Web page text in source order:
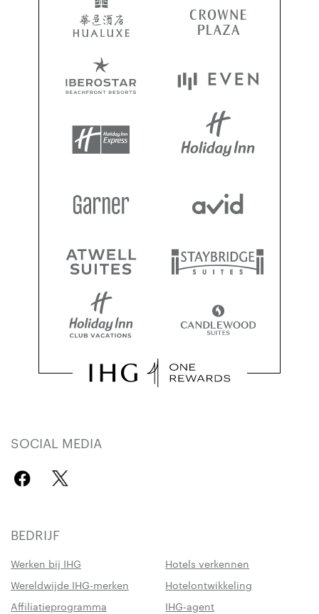
SOCIAL MEDIA
BEDRIJF
Werken bij IHG
Hotels verkennen
Wereldwijde IHG-merken
Hotelontwikkeling
Affiliatieprogramma
IHG-agent